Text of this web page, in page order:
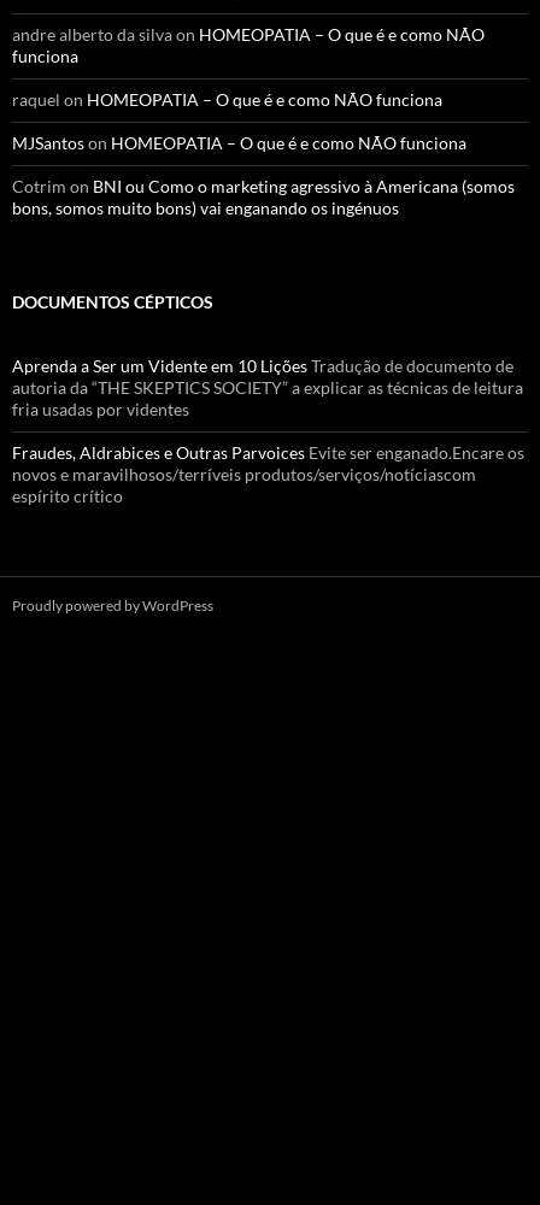
andre alberto da silvaon HOMEOPATIA – O que é e como NÃO
funciona
raquel on HOMEOPATIA – O que é e como NÃO funciona
MJSantoson HOMEOPATIA – O que é e como NÃO funciona
Cotrim on BNI ou Como o marketing agressivo à Americana (somos
bons, somos muito bons) vai enganando os ingénuos
DOCUMENTOS CÉPTICOS
Aprenda a Ser um Vidente em 10 LiçõesTradução de documento de
autoria da “THE SKEPTICS SOCIETY” a explicar as técnicas de leitura
fria usadas por videntes
Fraudes, Aldrabices e Outras Parvoices Evite ser enganado.Encare os
novos e maravilhosos/terríveis produtos/serviços/notíciascom
espírito crítico
Proudly powered by WordPress